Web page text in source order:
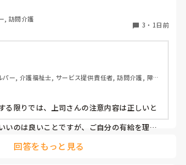
こういう理由で休みをとるから、代わり
いかという相談をしていました。利用者か
ら中止でいいよとのこと。このことを上司
れました。
こういう理由で有休をとると言ってはい
ることを伝える時は、有休をとるから
わないこと。「中止にさせてもらうこと
して。
, 訪問介護
3 ・ 1日前
パー, 介護福祉士, サービス提供責任者, 訪問介護, 障害
る限りでは、上司さんの注意内容は正しいと
いのは良いことですが、ご自分の有給を理由
利用者がもかさんのことを信頼されてるんで
回答をもっと見る